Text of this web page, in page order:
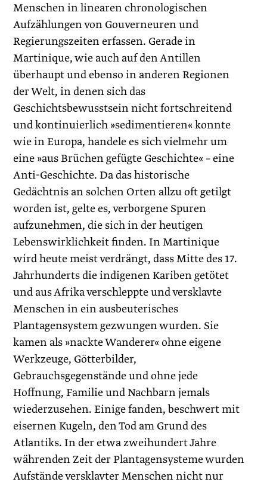
Menschen in linearen chronologischen
Aufzählungen von Gouverneuren und
Regierungszeiten erfassen. Gerade in
Martinique, wie auch auf den Antillen
überhaupt und ebenso in anderen Regionen
der Welt, in denen sich das
Geschichtsbewusstsein nicht fortschreitend
und kontinuierlich »sedimentieren« konnte
wie in Europa, handele es sich vielmehr um
eine »aus Brüchen gefügte Geschichte« – eine
Anti-Geschichte. Da das historische
Gedächtnis an solchen Orten allzu oft getilgt
worden ist, gelte es, verborgene Spuren
aufzunehmen, die sich in der heutigen
Lebenswirklichkeit finden. In Martinique
wird heute meist verdrängt, dass Mitte des 17.
Jahrhunderts die indigenen Kariben getötet
und aus Afrika verschleppte und versklavte
Menschen in ein ausbeuterisches
Plantagensystem gezwungen wurden. Sie
kamen als »nackte Wanderer« ohne eigene
Werkzeuge, Götterbilder,
Gebrauchsgegenstände und ohne jede
Hoffnung, Familie und Nachbarn jemals
wiederzusehen. Einige fanden, beschwert mit
eisernen Kugeln, den Tod am Grund des
Atlantiks. In der etwa zweihundert Jahre
währenden Zeit der Plantagensysteme wurden
Aufstände versklavter Menschen nicht nur